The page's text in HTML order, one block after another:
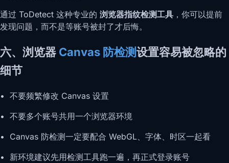
通过 ToDetect 这种专业的 浏览器指纹检测工具 ，你可以提前
发现问题，而不是等账号被封了才后悔。
六、浏览器 Canvas 防检测设置容易被忽略的
细节
• 不要频繁修改 Canvas 设置
• 不要多个账号共用一个浏览器环境
• Canvas 防检测一定要配合 WebGL、字体、时区一起看
• 新环境建议先用检测工具跑一遍，再正式登录账号